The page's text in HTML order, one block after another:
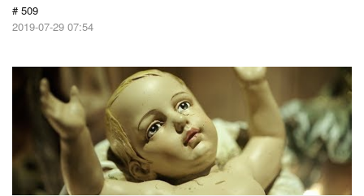
# 509
2019-07-29 07:54